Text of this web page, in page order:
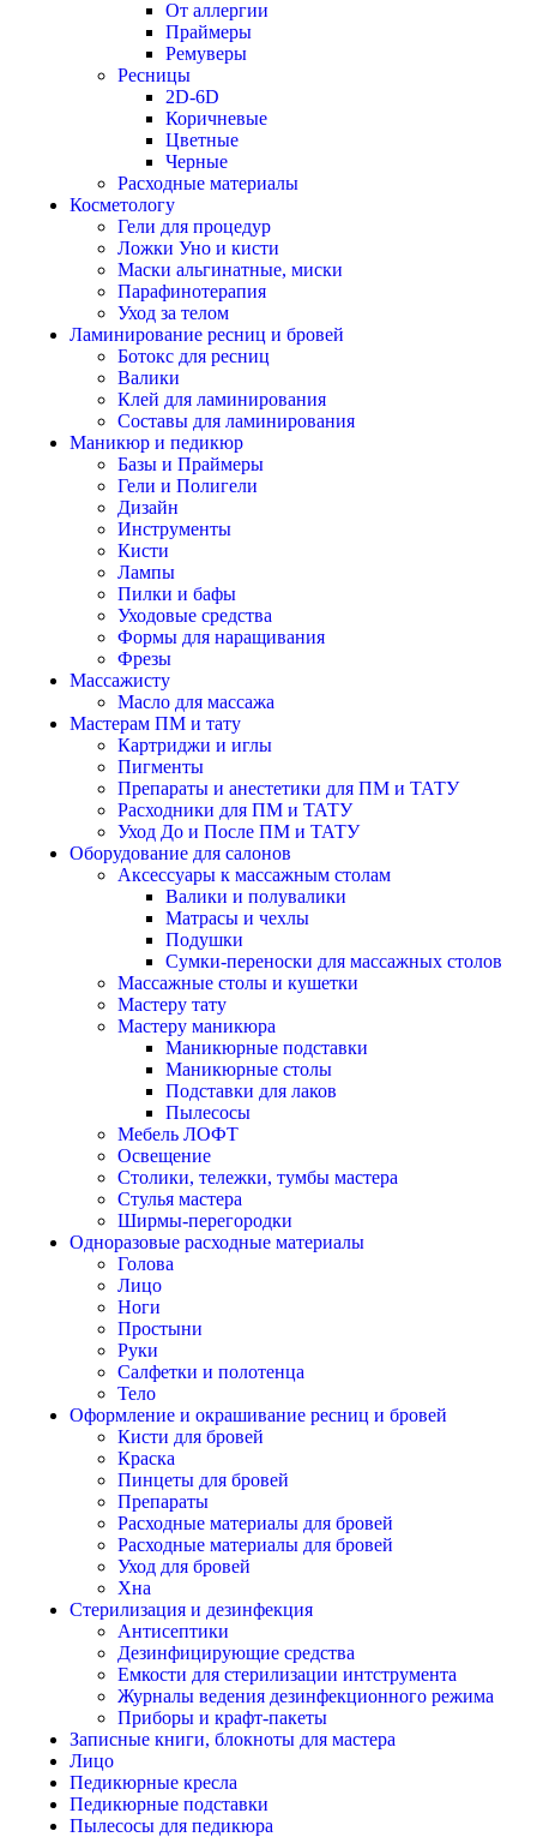
От аллергии
Праймеры
Ремуверы
Ресницы
2D-6D
Коричневые
Цветные
Черные
Расходные материалы
Косметологу
Гели для процедур
Ложки Уно и кисти
Маски альгинатные, миски
Парафинотерапия
Уход за телом
Ламинирование ресниц и бровей
Ботокс для ресниц
Валики
Клей для ламинирования
Составы для ламинирования
Маникюр и педикюр
Базы и Праймеры
Гели и Полигели
Дизайн
Инструменты
Кисти
Лампы
Пилки и бафы
Уходовые средства
Формы для наращивания
Фрезы
Массажисту
Масло для массажа
Мастерам ПМ и тату
Картриджи и иглы
Пигменты
Препараты и анестетики для ПМ и ТАТУ
Расходники для ПМ и ТАТУ
Уход До и После ПМ и ТАТУ
Оборудование для салонов
Аксессуары к массажным столам
Валики и полувалики
Матрасы и чехлы
Подушки
Сумки-переноски для массажных столов
Массажные столы и кушетки
Мастеру тату
Мастеру маникюра
Маникюрные подставки
Маникюрные столы
Подставки для лаков
Пылесосы
Мебель ЛОФТ
Освещение
Столики, тележки, тумбы мастера
Стулья мастера
Ширмы-перегородки
Одноразовые расходные материалы
Голова
Лицо
Ноги
Простыни
Руки
Салфетки и полотенца
Тело
Оформление и окрашивание ресниц и бровей
Кисти для бровей
Краска
Пинцеты для бровей
Препараты
Расходные материалы для бровей
Расходные материалы для бровей
Уход для бровей
Хна
Стерилизация и дезинфекция
Антисептики
Дезинфицирующие средства
Емкости для стерилизации интструмента
Журналы ведения дезинфекционного режима
Приборы и крафт-пакеты
Записные книги, блокноты для мастера
Лицо
Педикюрные кресла
Педикюрные подставки
Пылесосы для педикюра